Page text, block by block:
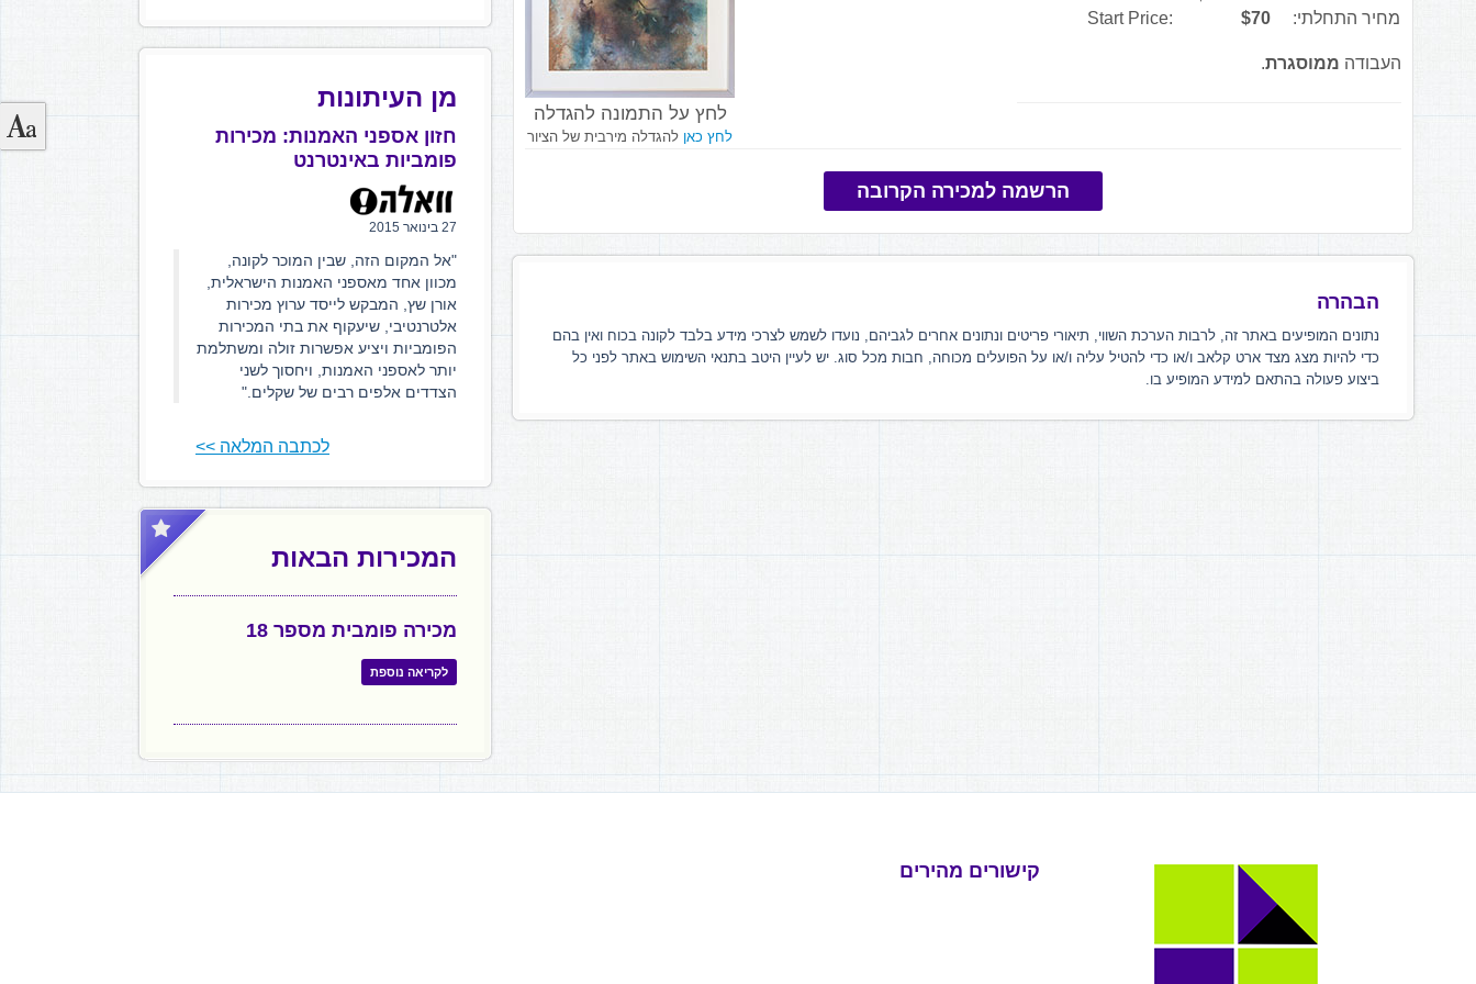
לחץ על התמונה להגדלה
לחץ כאן להגדלה מירבית של הציור
מחיר התחלתי:
$70
Start Price:
העבודה ממוסגרת.
הרשמה למכירה הקרובה
הבהרה
נתונים המופיעים באתר זה, לרבות הערכת השווי, תיאורי פריטים ונתונים אחרים לגביהם, נועדו לשמש לצרכי מידע בלבד לקונה בכוח ואין בהם
כדי להיות מצג מצד ארט קלאב ו/או כדי להטיל עליה ו/או על הפועלים מכוחה, חבות מכל סוג. יש לעיין היטב בתנאי השימוש באתר לפני כל
ביצוע פעולה בהתאם למידע המופיע בו.
מן העיתונות
חזון אספני האמנות: מכירות
פומביות באינטרנט
27 בינואר 2015
"אל המקום הזה, שבין המוכר לקונה,
מכוון אחד מאספני האמנות הישראלית,
אורן שץ, המבקש לייסד ערוץ מכירות
אלטרנטיבי, שיעקוף את בתי המכירות
הפומביות ויציע אפשרות זולה ומשתלמת
יותר לאספני האמנות, ויחסוך לשני
הצדדים אלפים רבים של שקלים."
לכתבה המלאה >>
המכירות הבאות
מכירה פומבית מספר 18
לקריאה נוספת
קישורים מהירים